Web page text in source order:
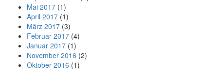
Mai 2017 (1)
April 2017 (1)
März 2017 (3)
Februar 2017 (4)
Januar 2017 (1)
November 2016 (2)
Oktober 2016 (1)